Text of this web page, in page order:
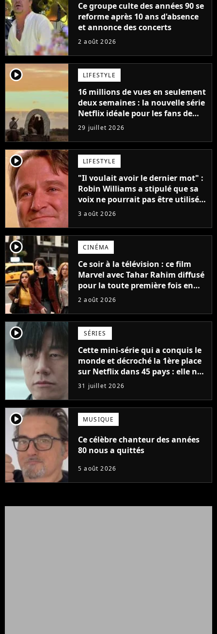
Ce groupe culte des années 90 se
reforme après 10 ans d'absence
et annonce des concerts
2 août 2026
player2 LIFESTYLE
16 millions de vues en seulement
deux semaines : la nouvelle série
Netflix idéale pour les fans de
Yellowstone
29 juillet 2026
player2 LIFESTYLE
"Il voulait avoir le dernier mot" :
Robin Williams a stipulé que sa
voix ne pourrait pas être utilisée
avant 2039, pourtant Disney
inédits
3 août 2026
player2 CINÉMA
Ce soir à la télévision : ce film
Marvel avec Tahar Rahim diffusé
pour la toute première fois en
France
2 août 2026
player2 SÉRIES
Cette mini-série qui a conquis le
monde et décroché la 1ère place
sur Netflix dans 45 pays : elle ne
compte que 10 épisodes et c'est
un phénomène mondial
31 juillet 2026
player2 MUSIQUE
Ce célèbre chanteur des années
80 nous a quittés
5 août 2026